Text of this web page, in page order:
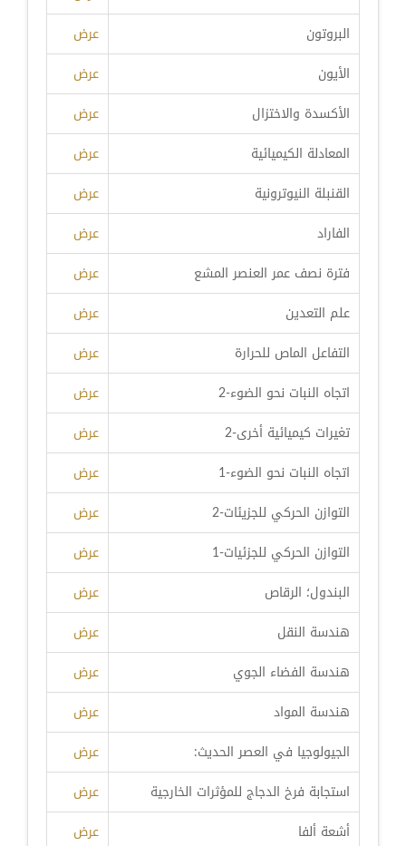
البروتون
عرض
الأيون
عرض
الأكسدة والاختزال
عرض
المعادلة الكيميائية
عرض
القنبلة النيوترونية
عرض
الفاراد
عرض
فترة نصف عمر العنصر المشع
عرض
علم التعدين
عرض
التفاعل الماص للحرارة
عرض
اتجاه النبات نحو الضوء-2
عرض
تغيرات كيميائية أخرى-2
عرض
اتجاه النبات نحو الضوء-1
عرض
التوازن الحركي للجزيئات-2
عرض
التوازن الحركي للجزئيات-1
عرض
البندول؛ الرقاص
عرض
هندسة النقل
عرض
هندسة الفضاء الجوي
عرض
هندسة المواد
عرض
الجيولوجيا في العصر الحديث:
عرض
استجابة فرخ الدجاج للمؤثرات الخارجية
عرض
أشعة ألفا
عرض